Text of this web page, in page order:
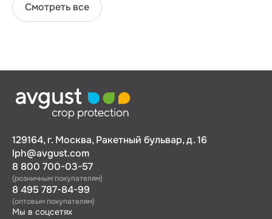
Смотреть все
129164, г. Москва, Ракетный бульвар, д. 16
lph@avgust.com
8 800 700-03-57
(розничным покупателям)
8 495 787-84-99
(оптовым покупателям)
Мы в соцсетях